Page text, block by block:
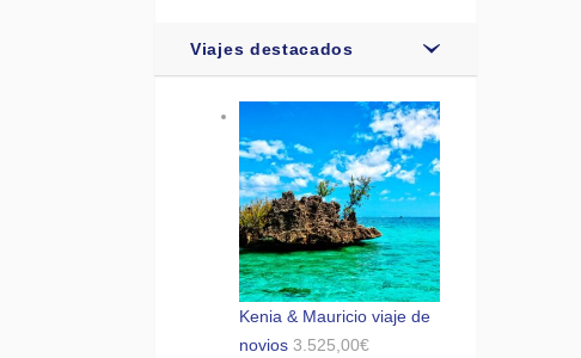
Viajes destacados
Kenia & Mauricio viaje de
novios 3.525,00€